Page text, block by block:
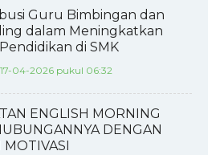
Guru Bimbingan dan
dalam Meningkatkan
di SMK
04-2026 pukul 06:32
ENGLISH MORNING
DENGAN
MOTIVASI